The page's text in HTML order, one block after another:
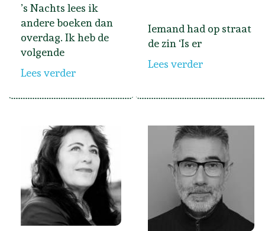
’s Nachts lees ik
andere boeken dan
overdag. Ik heb de
volgende
Lees verder
Iemand had op straat
de zin ‘Is er
Lees verder